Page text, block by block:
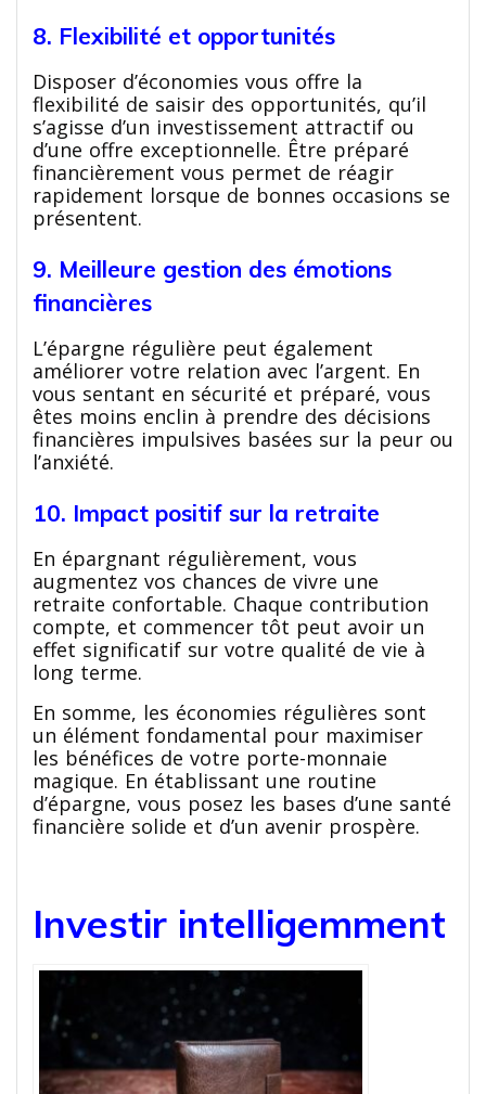
8. Flexibilité et opportunités
Disposer d’économies vous offre la
flexibilité de saisir des opportunités, qu’il
s’agisse d’un investissement attractif ou
d’une offre exceptionnelle. Être préparé
financièrement vous permet de réagir
rapidement lorsque de bonnes occasions se
présentent.
9. Meilleure gestion des émotions
financières
L’épargne régulière peut également
améliorer votre relation avec l’argent. En
vous sentant en sécurité et préparé, vous
êtes moins enclin à prendre des décisions
financières impulsives basées sur la peur ou
l’anxiété.
10. Impact positif sur la retraite
En épargnant régulièrement, vous
augmentez vos chances de vivre une
retraite confortable. Chaque contribution
compte, et commencer tôt peut avoir un
effet significatif sur votre qualité de vie à
long terme.
En somme, les économies régulières sont
un élément fondamental pour maximiser
les bénéfices de votre porte-monnaie
magique. En établissant une routine
d’épargne, vous posez les bases d’une santé
financière solide et d’un avenir prospère.
Investir intelligemment